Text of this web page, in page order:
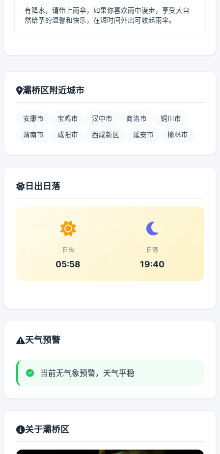
有降水，请带上雨伞，如果你喜欢雨中漫步，享受大自
然给予的温馨和快乐，在短时间外出可收起雨伞。
灞桥区附近城市
安康市 宝鸡市 汉中市 商洛市 铜川市
渭南市 咸阳市 西咸新区 延安市 榆林市
日出日落
日出
05:58
日落
19:40
天气预警
当前无气象预警，天气平稳
关于灞桥区